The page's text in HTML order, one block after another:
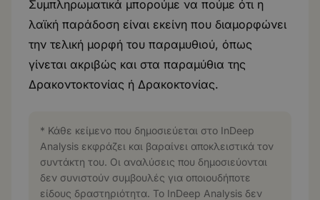
Συμπληρωματικά μπορούμε να πούμε ότι η
λαϊκή παράδοση είναι εκείνη που διαμορφώνει
την τελική μορφή του παραμυθιού, όπως
γίνεται ακριβώς και στα παραμύθια της
Δρακοντοκτονίας ή Δρακοκτονίας.
* Κάθε κείμενο που δημοσιεύεται στο InDeep
Analysis εκφράζει και βαραίνει αποκλειστικά τον
συντάκτη του. Οι αναλύσεις που δημοσιεύονται
δεν συνιστούν συμβουλές για οποιουδήποτε
είδους δραστηριότητα. Το InDeep Analysis δεν